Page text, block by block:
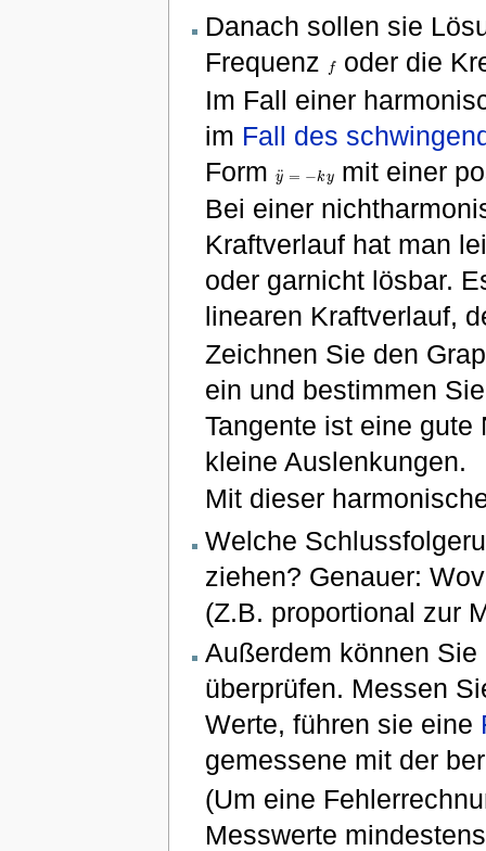
Danach sollen sie
Frequenz
f
f
oder die
Im Fall einer
im Fall des
Form
y
¨ = −ky
y¨= −ky
mit einer
Bei einer
Kraftverlauf hat man
oder garnicht lösbar.
linearen Kraftverlauf,
Zeichnen Sie den
ein und bestimmen
Tangente ist eine
kleine Auslenkungen.
Mit dieser
Welche
ziehen? Genauer:
(Z.B. proportional zur
Außerdem können
überprüfen. Messen
Werte, führen sie eine
gemessene mit der
(Um eine
Messwerte